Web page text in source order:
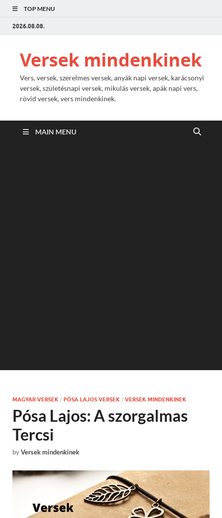
TOP MENU
2026.08.08.
Versek mindenkinek
Vers, versek, szerelmes versek, anyák napi versek, karácsonyi
versek, születésnapi versek, mikulás versek, apák napi vers,
rövid versek, vers mindenkinek.
MAIN MENU
MAGYAR VERSEK / PÓSA LAJOS VERSEK / VERSEK MINDENKINEK
Pósa Lajos: A szorgalmas
Tercsi
byVersek mindenkinek